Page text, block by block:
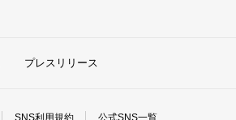
プレスリリース